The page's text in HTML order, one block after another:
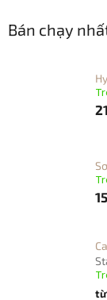
Bán chạy
từ